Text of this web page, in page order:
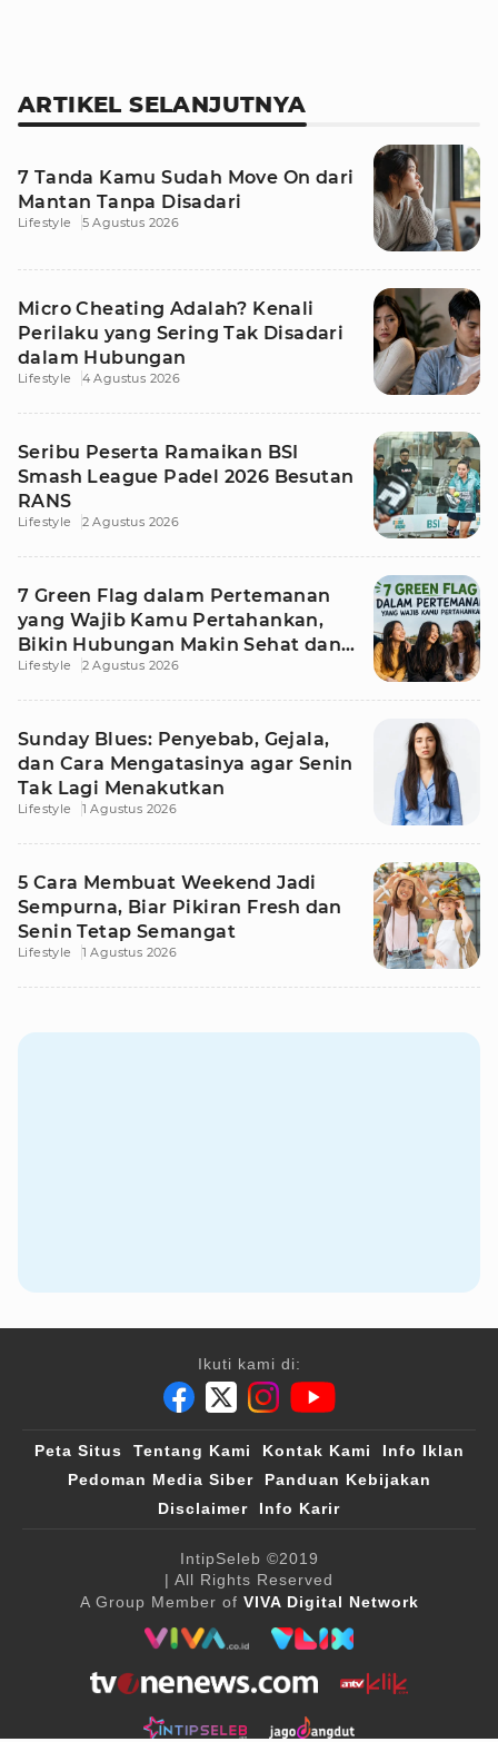
ARTIKEL SELANJUTNYA
7 Tanda Kamu Sudah Move On dari
Mantan Tanpa Disadari
Lifestyle 5 Agustus 2026
Micro Cheating Adalah? Kenali
Perilaku yang Sering Tak Disadari
dalam Hubungan
Lifestyle 4 Agustus 2026
Seribu Peserta Ramaikan BSI
Smash League Padel 2026 Besutan
RANS
Lifestyle 2 Agustus 2026
7 Green Flag dalam Pertemanan
yang Wajib Kamu Pertahankan,
Bikin Hubungan Makin Sehat dan
Awet
Lifestyle 2 Agustus 2026
Sunday Blues: Penyebab, Gejala,
dan Cara Mengatasinya agar Senin
Tak Lagi Menakutkan
Lifestyle 1 Agustus 2026
5 Cara Membuat Weekend Jadi
Sempurna, Biar Pikiran Fresh dan
Senin Tetap Semangat
Lifestyle 1 Agustus 2026
Ikuti kami di:
Peta Situs Tentang Kami Kontak Kami
Info Iklan
Pedoman Media Siber
Panduan Kebijakan
Disclaimer
Info Karir
IntipSeleb ©2019
| All Rights Reserved
A Group Member of VIVA Digital Network